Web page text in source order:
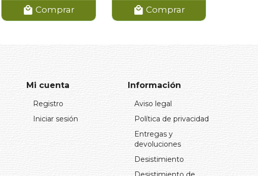
Comprar Comprar
Mi cuenta
Registro
Iniciar sesión
Información
Aviso legal
Política de privacidad
Entregas y
devoluciones
Desistimiento